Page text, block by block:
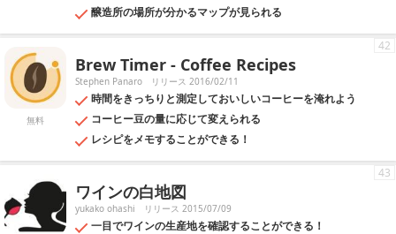
醸造所の場所が分かるマップが見られる
無料
Brew Timer - Coffee Recipes
Stephen Panaro リリース 2016/02/11
時間をきっちりと測定しておいしいコーヒーを淹れよう
コーヒー豆の量に応じて変えられる
レシピをメモすることができる！
42
ワインの白地図
yukako ohashi リリース 2015/07/09
一目でワインの生産地を確認することができる！
43